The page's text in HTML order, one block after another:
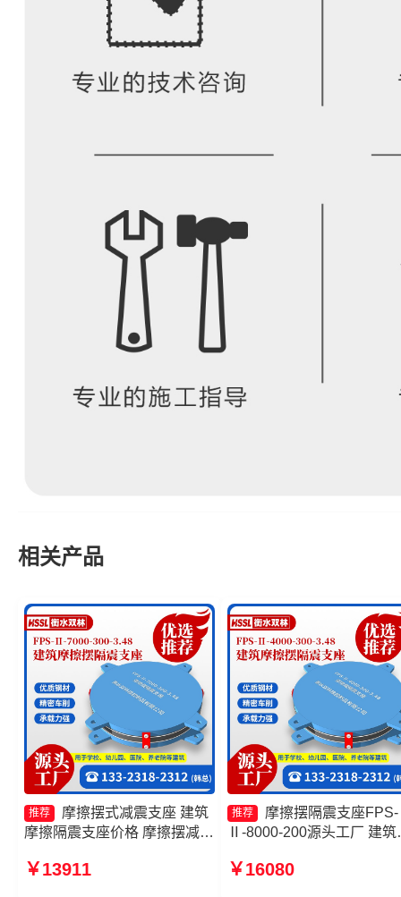
相关产品
推荐
摩擦摆式减震支座 建筑
摩擦隔震支座价格 摩擦摆减隔
II-15000源头工厂
￥13911
推荐
摩擦摆隔震支座FPS-
Ⅱ-8000-200源头工厂 建筑
摩擦隔震支座生产厂家一
￥16080